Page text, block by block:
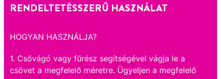
RENDELTETÉSSZERŰ HASZNÁLAT
HOGYAN HASZNÁLJA?
1. Csővágó vagy fűrész segítségével vágja le a
csövet a megfelelő méretre. Ügyeljen a megfelelő